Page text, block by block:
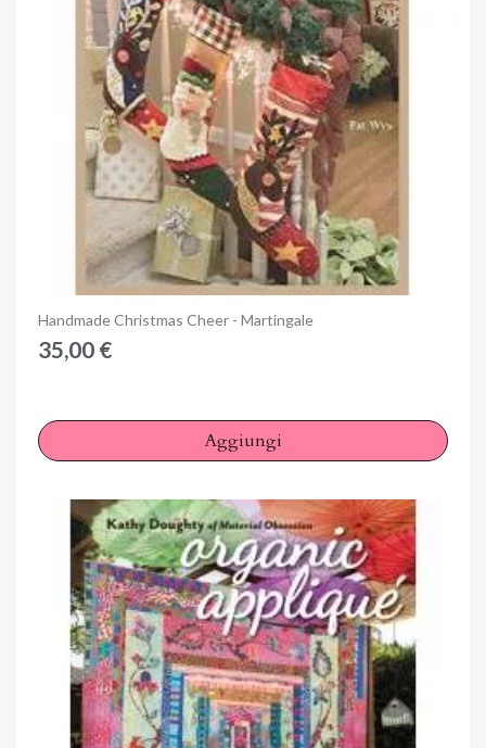
Anteprima
Handmade Christmas Cheer - Martingale
35,00 €
Aggiungi